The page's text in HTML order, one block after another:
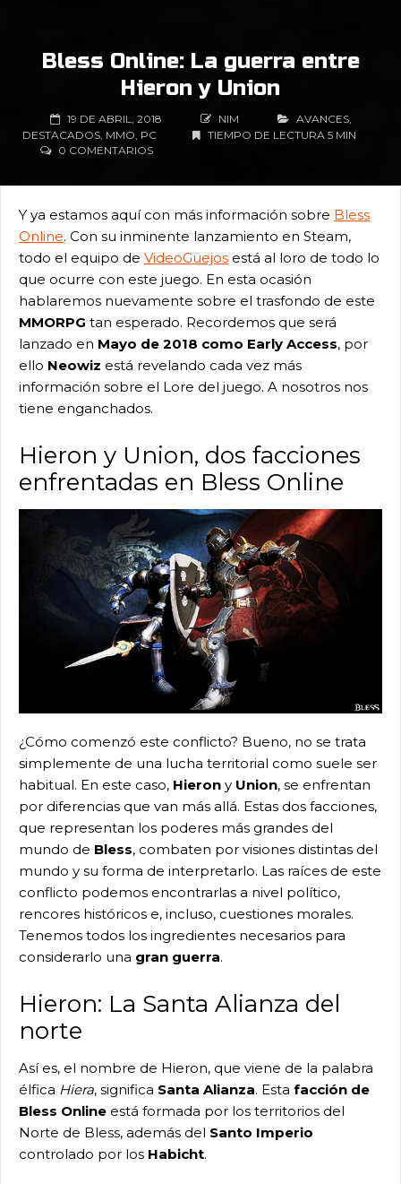
Bless Online: La guerra entre
Hieron y Union
19 DE ABRIL, 2018 NIM AVANCES,
DESTACADOS, MMO, PC
TIEMPO DE LECTURA 5 MIN
0 COMENTARIOS
Y ya estamos aquí con más información sobre Bless
Online. Con su inminente lanzamiento en Steam,
todo el equipo de VideoGüejos está al loro de todo lo
que ocurre con este juego. En esta ocasión
hablaremos nuevamente sobre el trasfondo de este
MMORPG tan esperado. Recordemos que será
lanzado en Mayo de 2018 como Early Access, por
ello Neowiz está revelando cada vez más
información sobre el Lore del juego. A nosotros nos
tiene enganchados.
Hieron y Union, dos facciones
enfrentadas en Bless Online
¿Cómo comenzó este conflicto? Bueno, no se trata
simplemente de una lucha territorial como suele ser
habitual. En este caso, Hieron y Union, se enfrentan
por diferencias que van más allá. Estas dos facciones,
que representan los poderes más grandes del
mundo de Bless, combaten por visiones distintas del
mundo y su forma de interpretarlo. Las raíces de este
conflicto podemos encontrarlas a nivel político,
rencores históricos e, incluso, cuestiones morales.
Tenemos todos los ingredientes necesarios para
considerarlo una gran guerra.
Hieron: La Santa Alianza del
norte
Así es, el nombre de Hieron, que viene de la palabra
élfica Hiera, significa Santa Alianza. Esta facción de
Bless Online está formada por los territorios del
Norte de Bless, además del Santo Imperio
controlado por los Habicht.